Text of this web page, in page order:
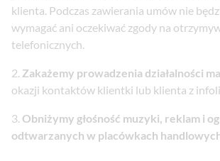
klienta. Podczas zawierania umów nie
wymagać ani oczekiwać zgody na
telefonicznych.
Zakażemy prowadzenia działalności
okazji kontaktów klientki lub klienta z
Obniżymy głośność muzyki, reklam i
odtwarzanych w placówkach